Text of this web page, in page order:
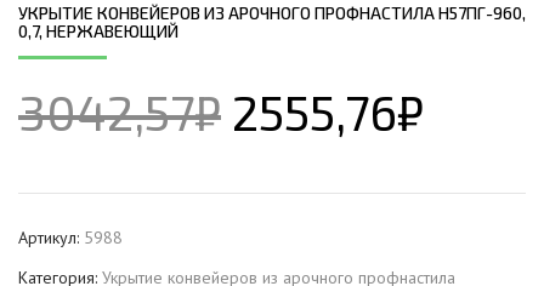
УКРЫТИЕ КОНВЕЙЕРОВ ИЗ АРОЧНОГО ПРОФНАСТИЛА Н57ПГ-960,
0,7, НЕРЖАВЕЮЩИЙ
3042,57₽ 2555,76₽
Артикул: 5988
Категория: Укрытие конвейеров из арочного профнастила